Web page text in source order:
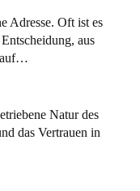
Adresse. Oft ist es
aus